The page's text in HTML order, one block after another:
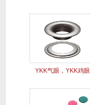
YKK气眼，YKK鸡眼